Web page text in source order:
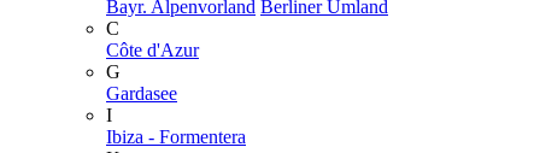
Bayr. Alpenvorland Berliner Umland
C
Côte d'Azur
G
Gardasee
I
Ibiza - Formentera